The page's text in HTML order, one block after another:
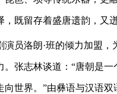
既留存着盛唐遗韵，又
演员洛朗·班的倾力加盟
。张志林谈道：“唐朝是
向世界。”由彝语与汉语